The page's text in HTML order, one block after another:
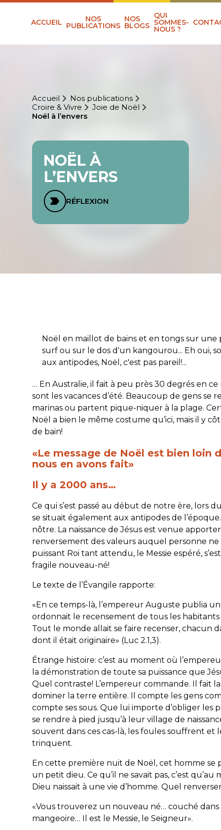
ACCUEIL NOS
PUBLICATIONS
NOS
BLOGS
QUI
SOMMES-
NOUS ?
Accueil
Nos publications
Croire & Vivre
Joie de Noël
Noël à l’envers
NOËL À
L’ENVERS
RÉFLEXION
Noël en maillot de bains et en tongs sur une
surf ou sur le dos d'un kangourou... Eh oui,
aux antipodes, Noël, c'est pas pareil!...
… En Australie, il fait à peu près 30 degrés en ce
sont les vacances d’été. Beaucoup de gens se
marinas ou partent pique-niquer à la plage.
Noël a bien le même costume qu’ici, mais il y
de bain!
«Le message de Noël est bien loin
nous en avons fait»
Il y a 2000 ans…
Ce qui s’est passé au début de notre ère, lors
se situait également aux antipodes de
nôtre. La naissance de Jésus est venue
renversement des valeurs auquel personne ne
puissant Roi tant attendu, le Messie espéré,
fragile nouveau-né!
Le texte de l’Évangile rapporte:
«En ce temps-là, l’empereur Auguste publia
ordonnait le recensement de tous les habitants
Tout le monde allait se faire recenser, chacun
dont il était originaire» (Luc 2.1,3).
Étrange histoire: c’est au moment où
la démonstration de toute sa puissance que
Quel contraste! L’empereur commande. Il fait
dominer la terre entière. Il compte les gens
compte ses sous. Que lui importe d’obliger les
se rendre à pied jusqu’à leur village de
souvent dans ces cas-là, les foules souffrent et
trinquent.
En cette première nuit de Noël, cet homme se
un petit dieu. Ce qu’il ne savait pas, c’est
Dieu naissait à une vie d’homme. Quel
«Vous trouverez un nouveau né… couché
mangeoire… Il est le Messie, le Seigneur».